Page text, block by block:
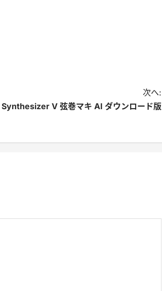
次へ:
Synthesizer V 弦巻マキ AI ダウンロード版